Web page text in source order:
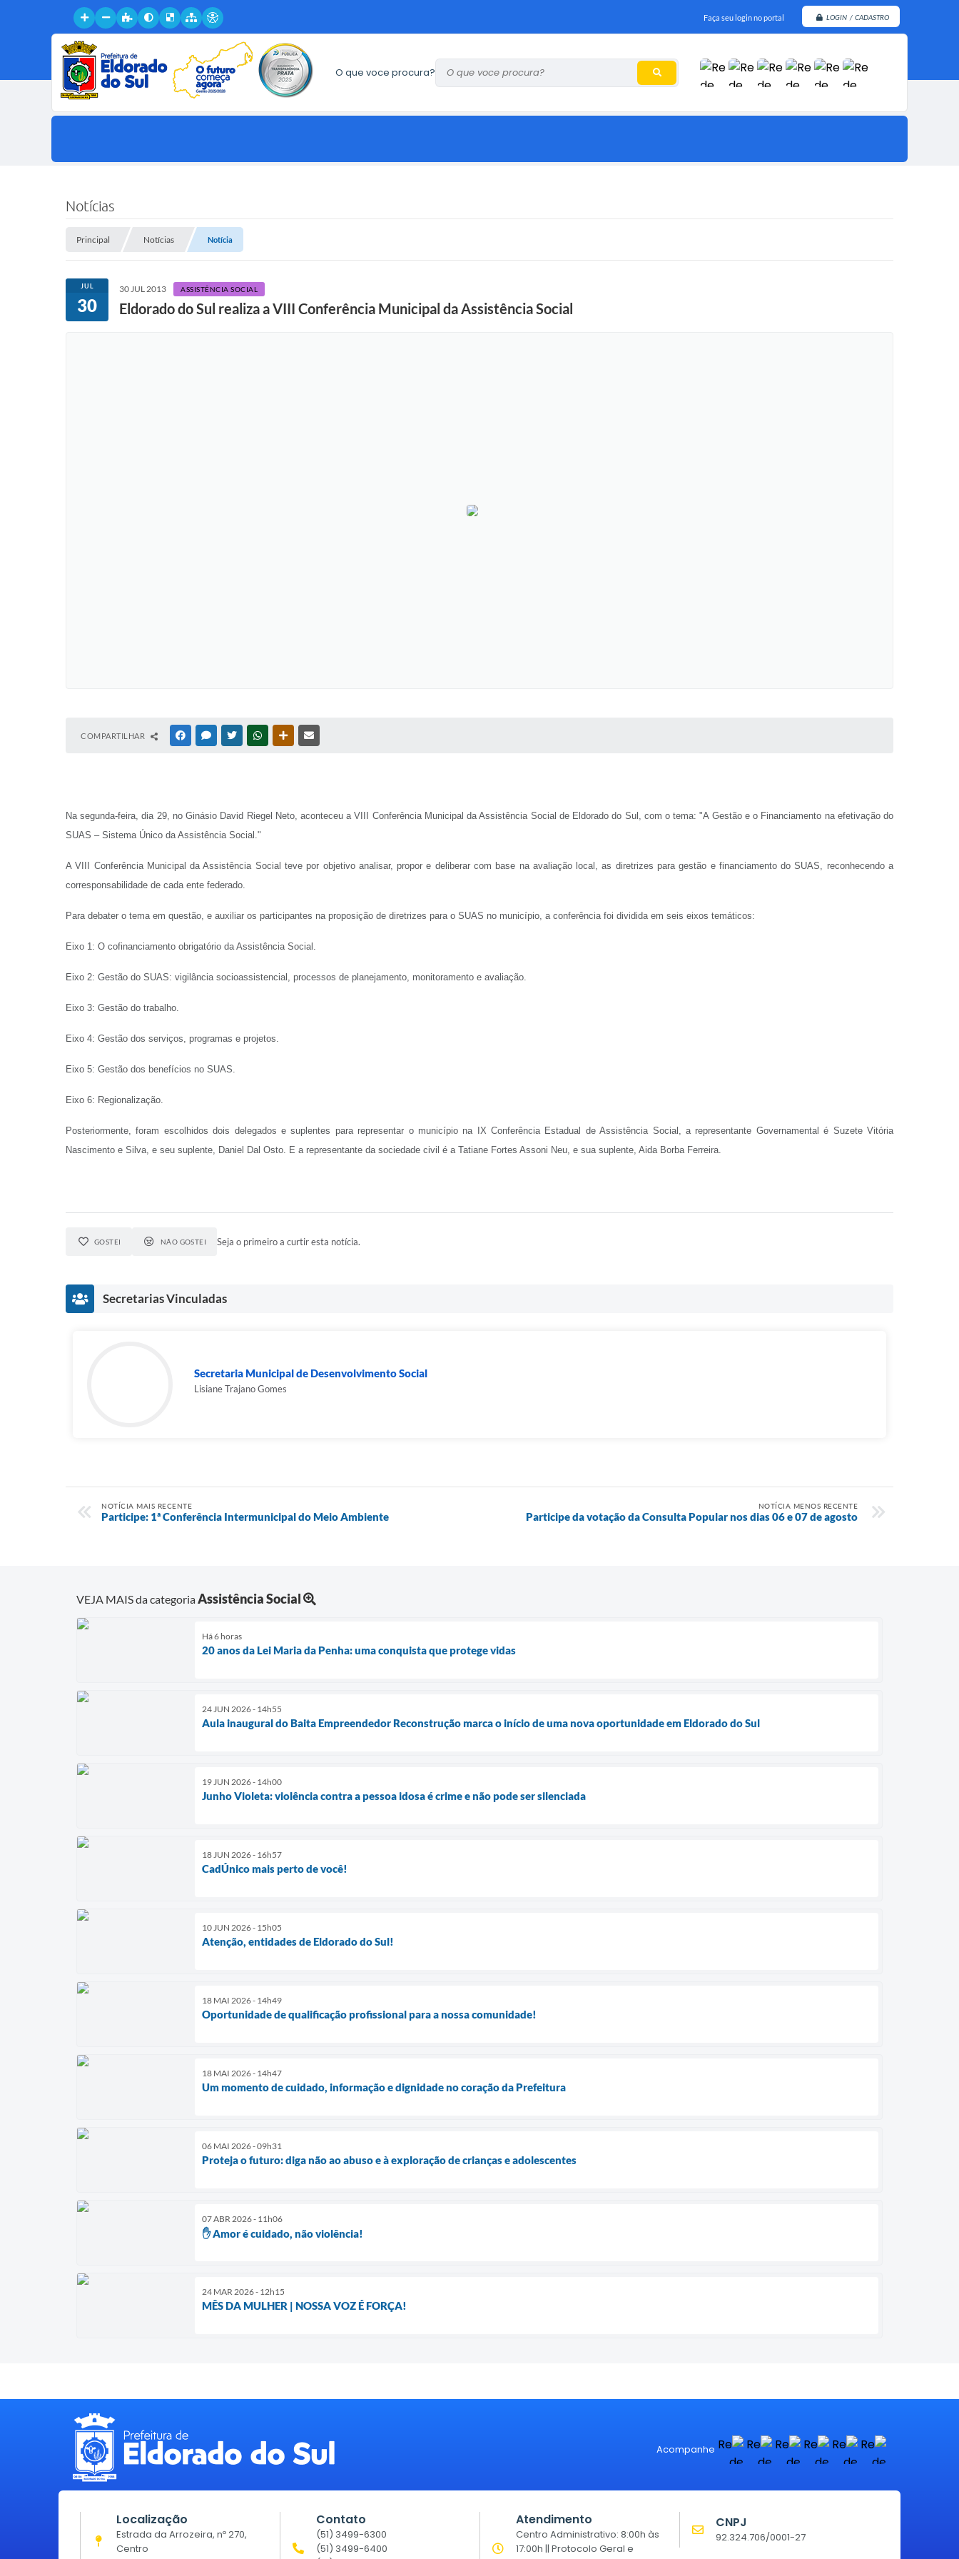
Faça seu login no portal LOGIN / CADASTRO
O que voce procura?
Notícias
Principal Notícias Notícia
JUL
30
30 JUL 2013 ASSISTÊNCIA SOCIAL
Eldorado do Sul realiza a VIII Conferência Municipal da Assistência Social
COMPARTILHAR FACEBOOKMESSENGER
TWITTERWHATSAPPOUTRAS MÍDIAS
Na segunda-feira, dia 29, no Ginásio David Riegel Neto, aconteceu a VIII Conferência Municipal da Assistência Social de Eldorado do Sul, com o tema: "A Gestão e o Financiamento na efetivação do
SUAS – Sistema Único da Assistência Social."
A VIII Conferência Municipal da Assistência Social teve por objetivo analisar, propor e deliberar com base na avaliação local, as diretrizes para gestão e financiamento do SUAS, reconhecendo a
corresponsabilidade de cada ente federado.
Para debater o tema em questão, e auxiliar os participantes na proposição de diretrizes para o SUAS no município, a conferência foi dividida em seis eixos temáticos:
Eixo 1: O cofinanciamento obrigatório da Assistência Social.
Eixo 2: Gestão do SUAS: vigilância socioassistencial, processos de planejamento, monitoramento e avaliação.
Eixo 3: Gestão do trabalho.
Eixo 4: Gestão dos serviços, programas e projetos.
Eixo 5: Gestão dos benefícios no SUAS.
Eixo 6: Regionalização.
Posteriormente, foram escolhidos dois delegados e suplentes para representar o município na IX Conferência Estadual de Assistência Social, a representante Governamental é Suzete Vitória
Nascimento e Silva, e seu suplente, Daniel Dal Osto. E a representante da sociedade civil é a Tatiane Fortes Assoni Neu, e sua suplente, Aida Borba Ferreira.
GOSTEI NÃO GOSTEI Seja o primeiro a curtir esta notícia.
Secretarias Vinculadas
Secretaria Municipal de Desenvolvimento Social
Lisiane Trajano Gomes
NOTÍCIA MAIS RECENTE
Participe: 1ª Conferência Intermunicipal do Meio Ambiente
NOTÍCIA MENOS RECENTE
Participe da votação da Consulta Popular nos dias 06 e 07 de agosto
VEJA MAIS da categoriaAssistência Social
Há 6 horas
20 anos da Lei Maria da Penha: uma conquista que protege vidas
24 JUN 2026 - 14h55
Aula inaugural do Baita Empreendedor Reconstrução marca o início de uma nova oportunidade em Eldorado do Sul
19 JUN 2026 - 14h00
Junho Violeta: violência contra a pessoa idosa é crime e não pode ser silenciada
18 JUN 2026 - 16h57
CadÚnico mais perto de você!
10 JUN 2026 - 15h05
Atenção, entidades de Eldorado do Sul!
18 MAI 2026 - 14h49
Oportunidade de qualificação profissional para a nossa comunidade!
18 MAI 2026 - 14h47
Um momento de cuidado, informação e dignidade no coração da Prefeitura
06 MAI 2026 - 09h31
Proteja o futuro: diga não ao abuso e à exploração de crianças e adolescentes
07 ABR 2026 - 11h06
✋ Amor é cuidado, não violência!
24 MAR 2026 - 12h15
MÊS DA MULHER | NOSSA VOZ É FORÇA!
Acompanhe
Localização
Estrada da Arrozeira, nº 270,
Centro
Contato
(51) 3499-6300
(51) 3499-6400
Atendimento
Centro Administrativo: 8:00h às
17:00h || Protocolo Geral e
CNPJ
92.324.706/0001-27